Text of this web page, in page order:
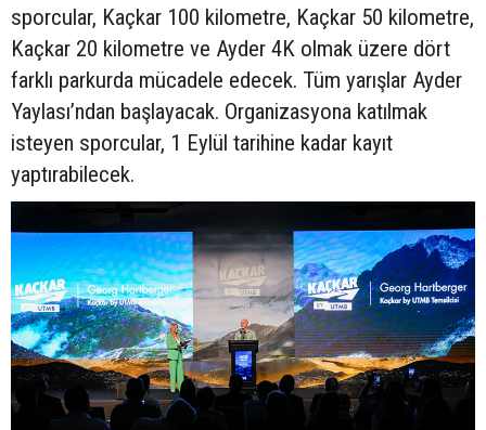
sporcular, Kaçkar 100 kilometre, Kaçkar 50 kilometre,
Kaçkar 20 kilometre ve Ayder 4K olmak üzere dört
farklı parkurda mücadele edecek. Tüm yarışlar Ayder
Yaylası’ndan başlayacak. Organizasyona katılmak
isteyen sporcular, 1 Eylül tarihine kadar kayıt
yaptırabilecek.